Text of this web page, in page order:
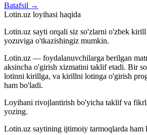
Batafsil →
Lotin.uz loyihasi haqida
Lotin.uz sayti orqali siz so'zlarni o'zbek
yozuviga o'tkazishingiz mumkin.
Lotin.uz — foydalanuvchilarga berilgan
aksincha o'girish xizmatini taklif etadi. Bir
lotinni kirillga, va kirillni lotinga o'girish
ham bo'ladi.
Loyihani rivojlantirish bo'yicha taklif va
yozing.
Lotin.uz saytining ijtimoiy tarmoqlarda ham